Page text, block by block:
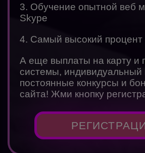
3. Обучение опытной веб
Skype
4. Самый высокий процент
А еще выплаты на карту и
системы,
постоянные конкурсы и
сайта! Жми кнопку